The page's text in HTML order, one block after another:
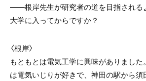
――根岸先生が研究者の道を目指される
大学に入ってからですか？
〈根岸〉
もともとは電気工学に興味がありまし
は電気いじりが好きで、神田の駅から